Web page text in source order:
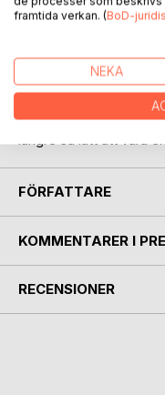
Jojo stortrivs med sitt
cykelturerna genom
och Jojo får med
cykelturerna längre
like, hennes bästis.
Emma, desto mindre
längre så lätt att vara
FÖRFATTARE
KOMMENTARER I
RECENSIONER
framtida verkan. (BoD-
NEKA